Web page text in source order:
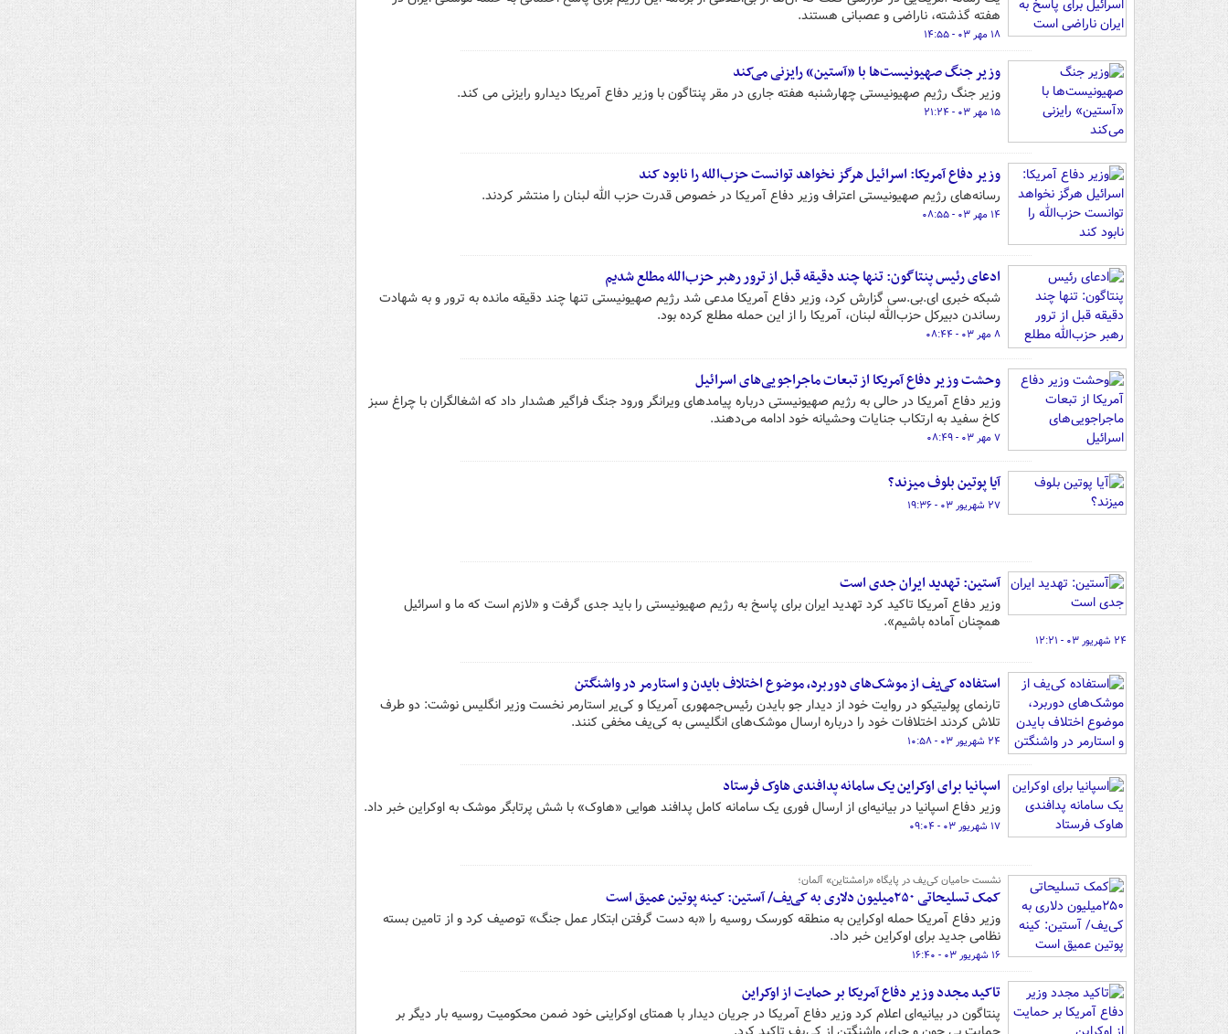
هفته گذشته، ناراضی و عصبانی هستند.
۱۸ مهر ۰۳ - ۱۴:۵۵
وزیر جنگ صهیونیست‌ها با «آستین» رایزنی می‌کند
وزیر جنگ رژیم صهیونیستی چهارشنبه هفته جاری در مقر پنتاگون با وزیر دفاع آمریکا دیدارو رایزنی می کند.
۱۵ مهر ۰۳ - ۲۱:۲۴
وزیر دفاع آمریکا: اسرائیل هرگز نخواهد توانست حزب‌الله را نابود کند
رسانه‌های رژیم صهیونیستی اعتراف وزیر دفاع آمریکا در خصوص قدرت حزب الله لبنان را منتشر کردند.
۱۴ مهر ۰۳ - ۰۸:۵۵
ادعای رئیس پنتاگون: تنها چند دقیقه قبل از ترور رهبر حزب‌الله مطلع شدیم
شبکه خبری ای.بی.سی گزارش کرد، وزیر دفاع آمریکا مدعی شد رژیم صهیونیستی تنها چند دقیقه مانده به ترور و به شهادت
رساندن دبیرکل حزب‌الله لبنان، آمریکا را از این حمله مطلع کرده بود.
۸ مهر ۰۳ - ۰۸:۴۴
وحشت وزیر دفاع آمریکا از تبعات ماجراجویی‌های اسرائیل
وزیر دفاع آمریکا در حالی به رژیم صهیونیستی درباره پیامدهای ویرانگر ورود جنگ فراگیر هشدار داد که اشغالگران با چراغ سبز
کاخ سفید به ارتکاب جنایات وحشیانه خود ادامه می‌دهند.
۷ مهر ۰۳ - ۰۸:۴۹
آیا پوتین بلوف میزند؟
۲۷ شهریور ۰۳ - ۱۹:۳۶
آستین: تهدید ایران جدی است
وزیر دفاع آمریکا تاکید کرد تهدید ایران برای پاسخ به رژیم صهیونیستی را باید جدی گرفت و «لازم است که ما و اسرائیل
همچنان آماده باشیم».
۲۴ شهریور ۰۳ - ۱۲:۲۱
استفاده کی‌یف از موشک‌های دوربرد، موضوع اختلاف بایدن و استارمر در واشنگتن
تارنمای پولیتیکو در روایت خود از دیدار جو بایدن رئیس‌جمهوری آمریکا و کی‌یر استارمر نخست وزیر انگلیس نوشت: دو طرف
تلاش کردند اختلافات خود را درباره ارسال موشک‌های انگلیسی به کی‌یف مخفی کنند.
۲۴ شهریور ۰۳ - ۱۰:۵۸
اسپانیا برای اوکراین یک سامانه پدافندی هاوک فرستاد
وزیر دفاع اسپانیا در بیانیه‌ای از ارسال فوری یک سامانه‌ کامل پدافند هوایی «هاوک» با شش پرتابگر موشک به اوکراین خبر داد.
۱۷ شهریور ۰۳ - ۰۹:۰۴
نشست حامیان کی‌یف در پایگاه «رامشتاین» آلمان؛
کمک تسلیحاتی ۲۵۰میلیون دلاری به کی‌یف/ آستین: کینه پوتین عمیق است
وزیر دفاع آمریکا حمله اوکراین به منطقه کورسک روسیه را «به دست گرفتن ابتکار عمل جنگ» توصیف کرد و از تامین بسته
نظامی جدید برای اوکراین خبر داد.
۱۶ شهریور ۰۳ - ۱۶:۴۰
تاکید مجدد وزیر دفاع آمریکا بر حمایت از اوکراین
پنتاگون در بیانیه‌ای اعلام کرد وزیر دفاع آمریکا در جریان دیدار با همتای اوکراینی خود ضمن محکومیت روسیه بار دیگر بر